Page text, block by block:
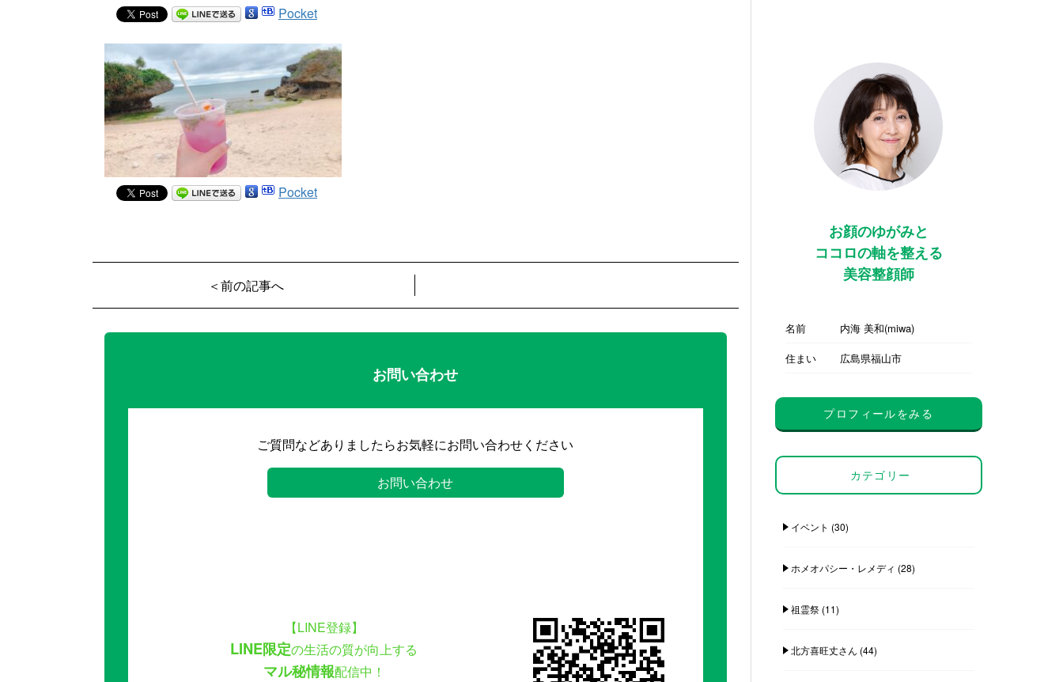
Pocket
Pocket
＜前の記事へ
お問い合わせ
ご質問などありましたらお気軽にお問い合わせください
お問い合わせ
【LINE登録】
LINE限定の生活の質が向上する
マル秘情報配信中！
お顔のゆがみと
ココロの軸を整える
美容整顔師
名前
内海 美和(miwa)
住まい
広島県福山市
プロフィールをみる
カテゴリー
イベント (30)
ホメオパシー・レメディ (28)
祖霊祭(11)
北方喜旺丈さん (44)